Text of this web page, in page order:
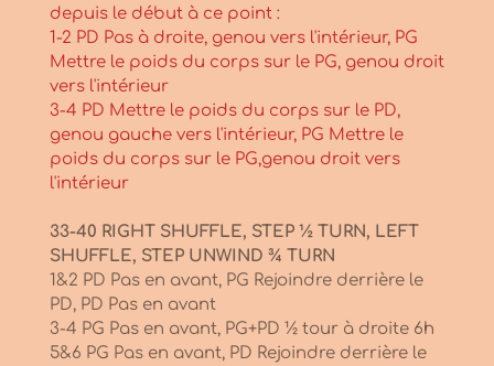
depuis le début à ce point :
1-2 PD Pas à droite, genou vers l'intérieur, PG
Mettre le poids du corps sur le PG, genou droit
vers l'intérieur
3-4 PD Mettre le poids du corps sur le PD,
genou gauche vers l'intérieur, PG Mettre le
poids du corps sur le PG,genou droit vers
l'intérieur
33-40 RIGHT SHUFFLE, STEP ½ TURN, LEFT
SHUFFLE, STEP UNWIND ¾ TURN
1&2 PD Pas en avant, PG Rejoindre derrière le
PD, PD Pas en avant
3-4 PG Pas en avant, PG+PD ½ tour à droite 6h
5&6 PG Pas en avant, PD Rejoindre derrière le